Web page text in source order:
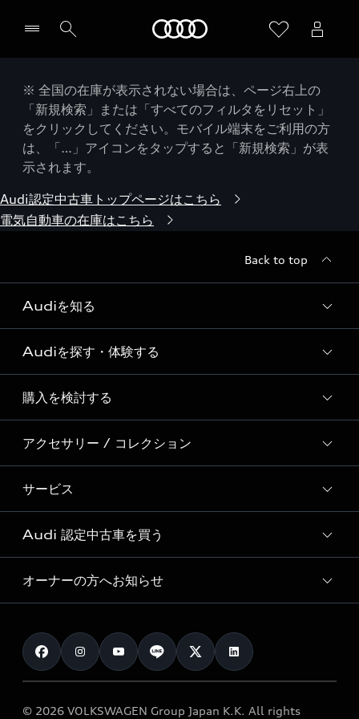
※ 全国の在庫が表示されない場合は、ページ右上の
「新規検索」または「すべてのフィルタをリセット」
をクリックしてください。モバイル端末をご利用の方
は、「…」アイコンをタップすると「新規検索」が表
示されます。
Audi認定中古車トップページはこちら
電気自動車の在庫はこちら
Back to top
Audiを知る
Audi ブランド
Story of Progress
Audi Sport
Formula 1®
デジタルサービス
Audiを探す・体験する
ディーラー検索
新車在庫検索
試乗車・展示車検索
見積り依頼
試乗予約
購入を検討する
モデル一覧
特別仕様モデル / 限定モデル
e-tronラインアップ
価格シミュレーション
車両比較
カタログ一覧
アクセサリー / コレクション
純正アクセサリー
オンラインショップ
Audi collection
アウディナビアプリ
サービス
サービス入庫予約
サービスプログラム
メンテナンス
車検 / 定期点検
e-tronアフターサポート
Audi 認定中古車を買う
Audi認定中古車
クオリティ
保証
メンテナンス
オーナーの方へお知らせ
お知らせ
オーナー様向けキャンペーン
© 2026 VOLKSWAGEN Group Japan K.K. All rights